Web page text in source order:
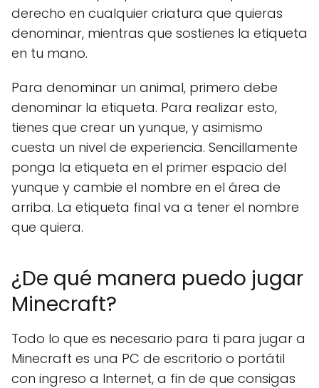
derecho en cualquier criatura que quieras
denominar, mientras que sostienes la etiqueta
en tu mano.
Para denominar un animal, primero debe
denominar la etiqueta. Para realizar esto,
tienes que crear un yunque, y asimismo
cuesta un nivel de experiencia. Sencillamente
ponga la etiqueta en el primer espacio del
yunque y cambie el nombre en el área de
arriba. La etiqueta final va a tener el nombre
que quiera.
¿De qué manera puedo jugar
Minecraft?
Todo lo que es necesario para ti para jugar a
Minecraft es una PC de escritorio o portátil
con ingreso a Internet, a fin de que consigas